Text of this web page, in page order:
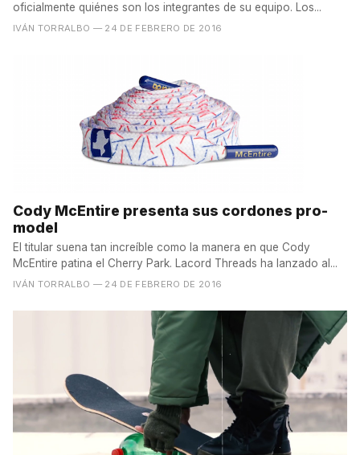
oficialmente quiénes son los integrantes de su equipo. Los...
IVÁN TORRALBO — 24 DE FEBRERO DE 2016
Cody McEntire presenta sus cordones pro-
model
El titular suena tan increíble como la manera en que Cody
McEntire patina el Cherry Park. Lacord Threads ha lanzado al...
IVÁN TORRALBO — 24 DE FEBRERO DE 2016